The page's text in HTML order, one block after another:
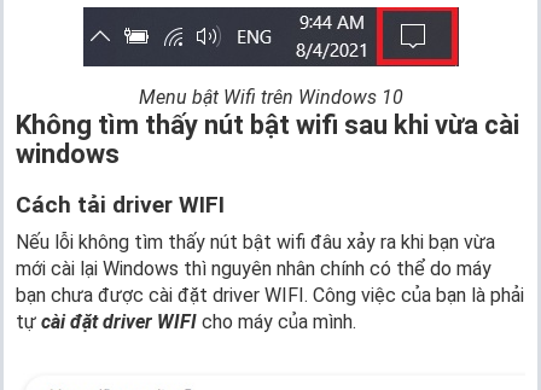
Menu bật Wifi trên Windows 10
Không tìm thấy nút bật wifi sau khi vừa cài
windows
Cách tải driver WIFI
Nếu lỗi không tìm thấy nút bật wifi đâu xảy ra khi bạn vừa
mới cài lại Windows thì nguyên nhân chính có thể do máy
bạn chưa được cài đặt driver WIFI. Công việc của bạn là phải
tự cài đặt driver WIFI cho máy của mình.